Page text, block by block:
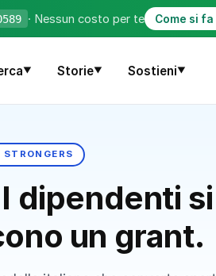
· Nessun costo per te Come si
▼ Storie▼ Sostieni▼
dipendenti
un grant.